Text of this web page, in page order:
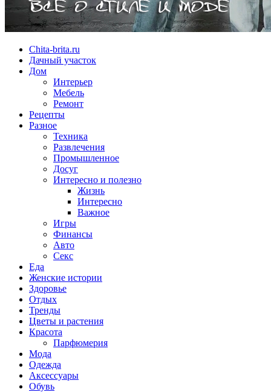
Chita-brita.ru
Дачный участок
Дом
Интерьер
Мебель
Ремонт
Рецепты
Разное
Техника
Развлечения
Промышленное
Досуг
Интересно и полезно
Жизнь
Интересно
Важное
Игры
Финансы
Авто
Секс
Еда
Женские истории
Здоровье
Отдых
Тренды
Цветы и растения
Красота
Парфюмерия
Мода
Одежда
Аксессуары
Обувь